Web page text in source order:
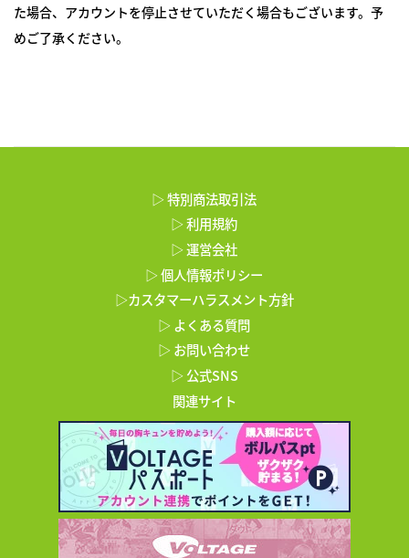
た場合、アカウントを停止させていただく場合もございます。予
めご了承ください。
▷ 特別商法取引法
▷ 利用規約
▷ 運営会社
▷ 個人情報ポリシー
▷カスタマーハラスメント方針
▷ よくある質問
▷ お問い合わせ
▷ 公式SNS
関連サイト